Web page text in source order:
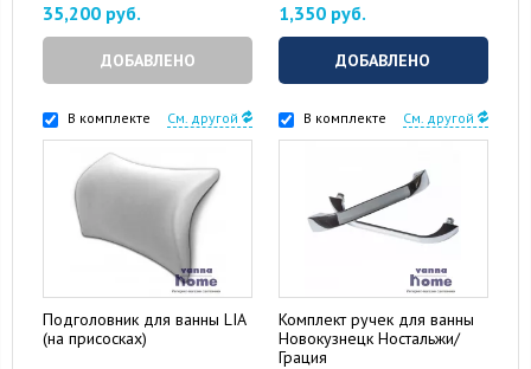
35,200 руб.
ДОБАВЛЕНО
1,350 руб.
ДОБАВЛЕНО
В комплекте См. другой
Подголовник для ванны LIA
(на присосках)
В комплекте См. другой
Комплект ручек для ванны
Новокузнецк Ностальжи/
Грация